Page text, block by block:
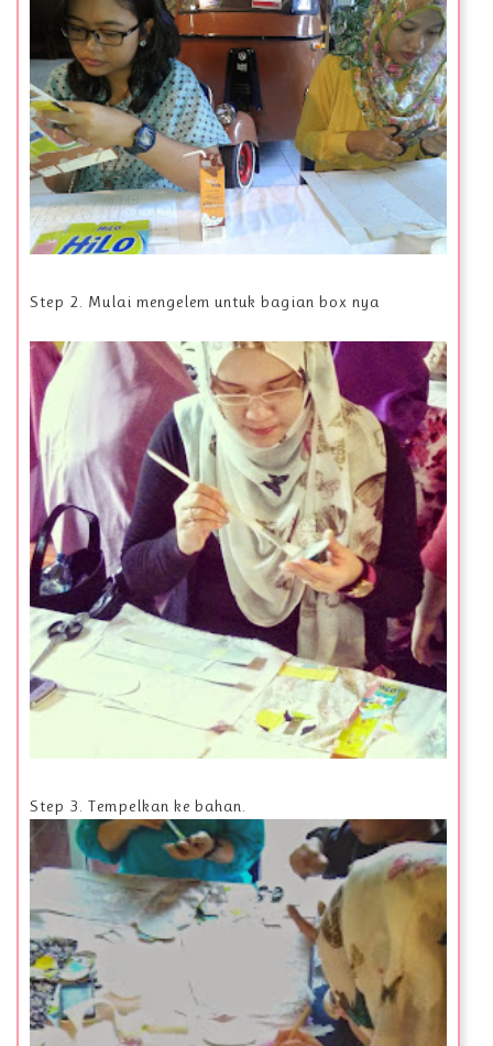
Step 2. Mulai mengelem untuk bagian box nya
Step 3. Tempelkan ke bahan.